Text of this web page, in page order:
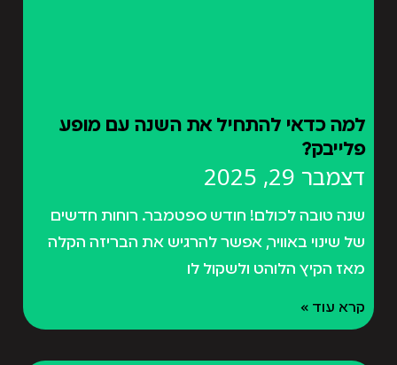
למה כדאי להתחיל את השנה עם מופע
פלייבק?
דצמבר 29, 2025
שנה טובה לכולם! חודש ספטמבר. רוחות חדשים
של שינוי באוויר, אפשר להרגיש את הבריזה הקלה
מאז הקיץ הלוהט ולשקול לו
קרא עוד »